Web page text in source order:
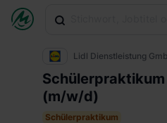
Lidl Dienstleistung
Schülerpraktikum
(m/w/d)
Schülerpraktikum